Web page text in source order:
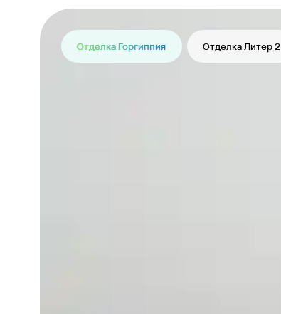
Отделка Горгиппия Отделка Литер 2